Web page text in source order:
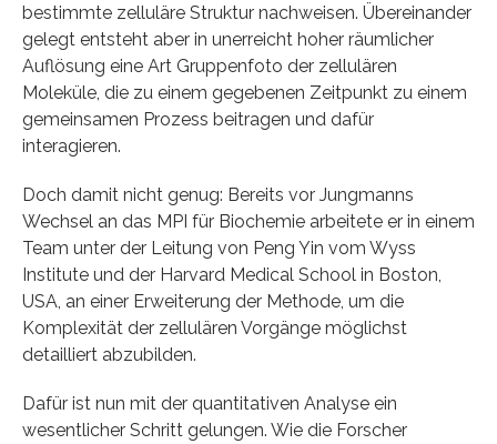
bestimmte zelluläre Struktur nachweisen. Übereinander
gelegt entsteht aber in unerreicht hoher räumlicher
Auflösung eine Art Gruppenfoto der zellulären
Moleküle, die zu einem gegebenen Zeitpunkt zu einem
gemeinsamen Prozess beitragen und dafür
interagieren.
Doch damit nicht genug: Bereits vor Jungmanns
Wechsel an das MPI für Biochemie arbeitete er in einem
Team unter der Leitung von Peng Yin vom Wyss
Institute und der Harvard Medical School in Boston,
USA, an einer Erweiterung der Methode, um die
Komplexität der zellulären Vorgänge möglichst
detailliert abzubilden.
Dafür ist nun mit der quantitativen Analyse ein
wesentlicher Schritt gelungen. Wie die Forscher